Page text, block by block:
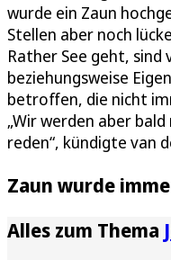
wurde ein Zaun
Stellen aber noch
Rather See geht, sind
beziehungsweise
betroffen, die nicht
„Wir werden aber
reden“, kündigte van
Zaun wurde
Alles zum Thema